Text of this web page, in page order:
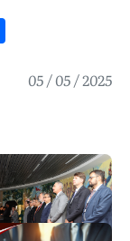
05 / 05 / 2025